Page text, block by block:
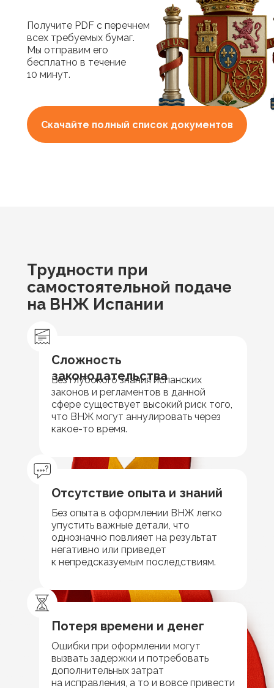
Скачайте полный список документов
Получите PDF с перечнем
всех требуемых бумаг.
Мы отправим его
бесплатно в течение
10 минут.
Без глубокого знания испанских
законов и регламентов в данной
сфере существует высокий риск того,
что ВНЖ могут аннулировать через
какое-то время.
Сложность
законодательства
Без опыта в оформлении ВНЖ легко
упустить важные детали, что
однозначно повлияет на результат
негативно или приведет
к непредсказуемым последствиям.
Отсутствие опыта и знаний
Ошибки при оформлении могут
вызвать задержки и потребовать
дополнительных затрат
на исправления, а то и вовсе привести
Потеря времени и денег
Трудности при
самостоятельной подаче
на ВНЖ Испании